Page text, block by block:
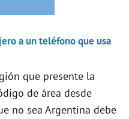
a un teléfono que usa
que presente la
de área desde
no sea Argentina debe